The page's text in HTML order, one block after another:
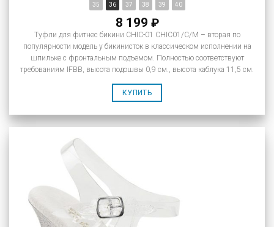
35 36 37 38 39 40
8 199 ₽
Туфли для фитнес бикини CHIC-01 CHIC01/C/M – вторая по
популярности модель у бикинисток в классическом исполнении на
шпильке с фронтальным подъемом. Полностью соответствуют
требованиям IFBB, высота подошвы 0,9 см., высота каблука 11,5 см.
КУПИТЬ